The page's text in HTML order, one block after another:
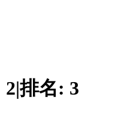
2|排名: 3